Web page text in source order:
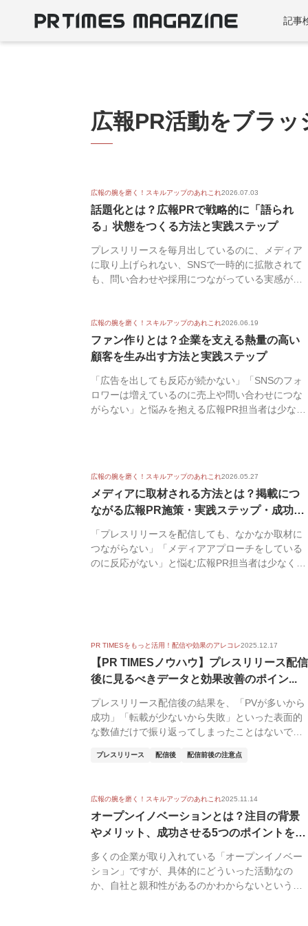
記事
広報PR活動をブラ
広報の腕を磨く！スキルアップのあれこれ2026.07.03
話題化とは？広報PRで戦略的に「語られ
る」状態をつくる方法と実践ステップ
プレスリリースを毎月出しているのに、メディア
に取り上げられない、SNSで一時的に拡散されて
も、問い合わせや採用につながっている実感がな
広報の腕を磨く！スキルアップのあれこれ2026.06.19
ファン作りとは？企業を支える熱量の高い
顧客を生み出す方法と実践ステップ
「広告を出しても反応が続かない」「SNSのフォ
ロワーは増えているのに売上や問い合わせにつな
がらない」と悩みを抱える広報PR担当者は少なく
広報の腕を磨く！スキルアップのあれこれ2026.05.27
メディアに取材される方法とは？掲載につ
ながる広報PR施策・実践ステップ・成功事
例を...
「プレスリリースを配信しても、なかなか取材に
つながらない」「メディアアプローチをしている
のに反応がない」と悩む広報PR担当者は少なくあ
PR TIMESをもっと活用！配信や効果のアレコレ2025.12.17
【PR TIMESノウハウ】プレスリリース配信
後に見るべきデータと効果改善のポイン...
プレスリリース配信後の結果を、「PVが多いから
成功」「転載が少ないから失敗」といった表面的
な数値だけで振り返ってしまったことはないでし
プレスリリース 配信後 配信前後の注意点
広報の腕を磨く！スキルアップのあれこれ2025.11.14
オープンイノベーションとは？注目の背景
やメリット、成功させる5つのポイントを解
説【...
多くの企業が取り入れている「オープンイノベー
ション」ですが、具体的にどういった活動なの
か、自社と親和性があるのかわからないという方